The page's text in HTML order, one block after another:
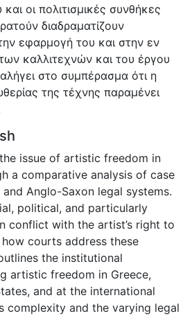
οι πολιτισμικές συνθήκες
διαδραματίζουν
εφαρμογή του και στην εν
καλλιτεχνών και του έργου
στο συμπέρασμα ότι η
της τέχνης παραμένει
issue of artistic freedom in
a comparative analysis of case
Anglo-Saxon legal systems.
political, and particularly
conflict with the artist’s right to
courts address these
the institutional
artistic freedom in Greece,
and at the international
complexity and the varying legal